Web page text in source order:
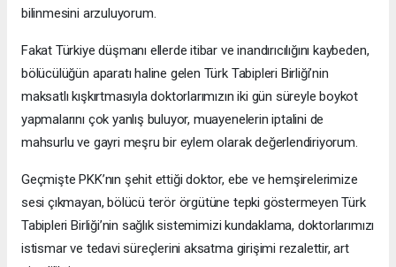
bilinmesini arzuluyorum.
Fakat Türkiye düşmanı ellerde itibar ve inandırıcılığını kaybeden,
bölücülüğün aparatı haline gelen Türk Tabipleri Birliği’nin
maksatlı kışkırtmasıyla doktorlarımızın iki gün süreyle boykot
yapmalarını çok yanlış buluyor, muayenelerin iptalini de
mahsurlu ve gayri meşru bir eylem olarak değerlendiriyorum.
Geçmişte PKK’nın şehit ettiği doktor, ebe ve hemşirelerimize
sesi çıkmayan, bölücü terör örgütüne tepki göstermeyen Türk
Tabipleri Birliği’nin sağlık sistemimizi kundaklama, doktorlarımızı
istismar ve tedavi süreçlerini aksatma girişimi rezalettir, art